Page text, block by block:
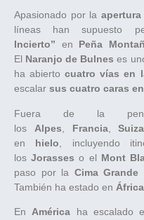
Apasionado por la
líneas han supuesto
Incierto” en Peña
El Naranjo de Bulnes es
ha abiertocuatro vías en
escalar sus cuatro caras
Fuera de la
los Alpes Francia,Suiza
en hielo , incluyendo
losJorasses o el Mont
paso por la Cima Grande
También ha estado en África
En América ha escalado